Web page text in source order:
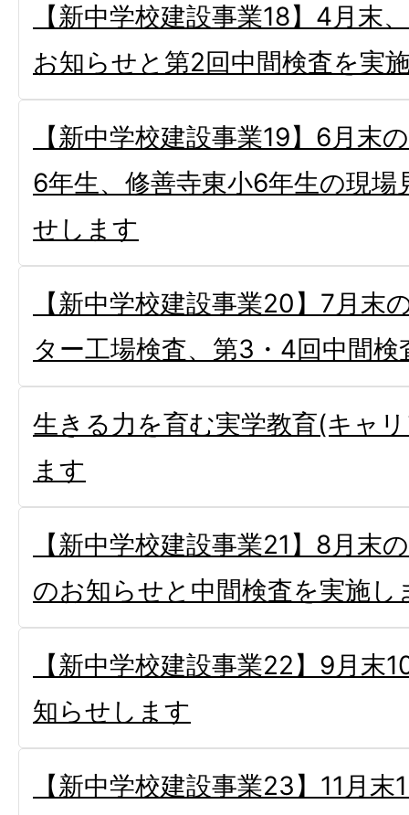
【新中学校建設事業18】4月末
お知らせと第2回中間検査を実
【新中学校建設事業19】6月末
6年生、修善寺東小6年生の現
せします
【新中学校建設事業20】7月末
ター工場検査、第3・4回中間
生きる力を育む実学教育(キャ
ます
【新中学校建設事業21】8月末
のお知らせと中間検査を実施し
【新中学校建設事業22】9月末
知らせします
【新中学校建設事業23】11月